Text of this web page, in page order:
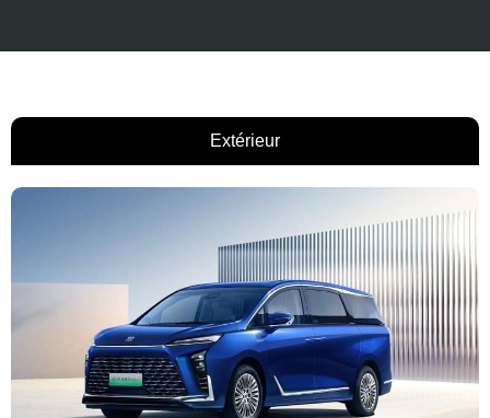
Extérieur